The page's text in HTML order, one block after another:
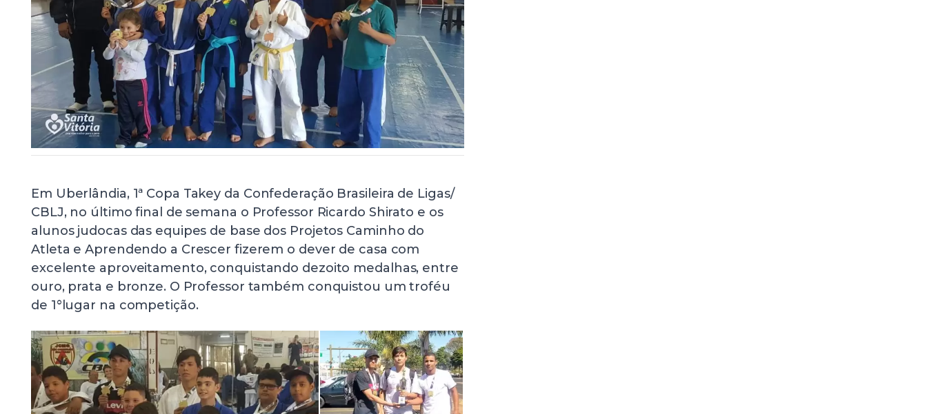
Em Uberlândia, 1ª Copa Takey da Confederação Brasileira de Ligas/
CBLJ, no último final de semana o Professor Ricardo Shirato e os
alunos judocas das equipes de base dos Projetos Caminho do
Atleta e Aprendendo a Crescer fizerem o dever de casa com
excelente aproveitamento, conquistando dezoito medalhas, entre
ouro, prata e bronze. O Professor também conquistou um troféu
de 1°lugar na competição.